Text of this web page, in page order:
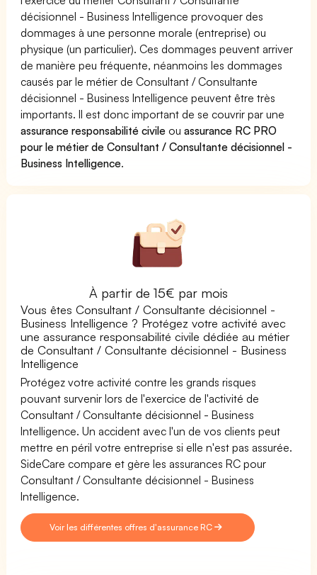
décisionnel - Business Intelligence provoquer des
dommages à une personne morale (entreprise) ou
physique (un particulier). Ces dommages peuvent arriver
de manière peu fréquente, néanmoins les dommages
causés par le métier de Consultant / Consultante
décisionnel - Business Intelligence peuvent être très
importants. Il est donc important de se couvrir par une
assurance responsabilité civile ouassurance RC PRO
pour le métier de Consultant / Consultante décisionnel -
Business Intelligence.
À partir de 15€ par mois
Vous êtes Consultant / Consultante décisionnel -
Business Intelligence ? Protégez votre activité avec
une assurance responsabilité civile dédiée au métier
de Consultant / Consultante décisionnel - Business
Intelligence
Protégez votre activité contre les grands risques
pouvant survenir lors de l'exercice de l'activité de
Consultant / Consultante décisionnel - Business
Intelligence. Un accident avec l'un de vos clients peut
mettre en péril votre entreprise si elle n'est pas assurée.
SideCare compare et gère les assurances RC pour
Consultant / Consultante décisionnel - Business
Intelligence.
Voir les différentes offres d'assurance RC